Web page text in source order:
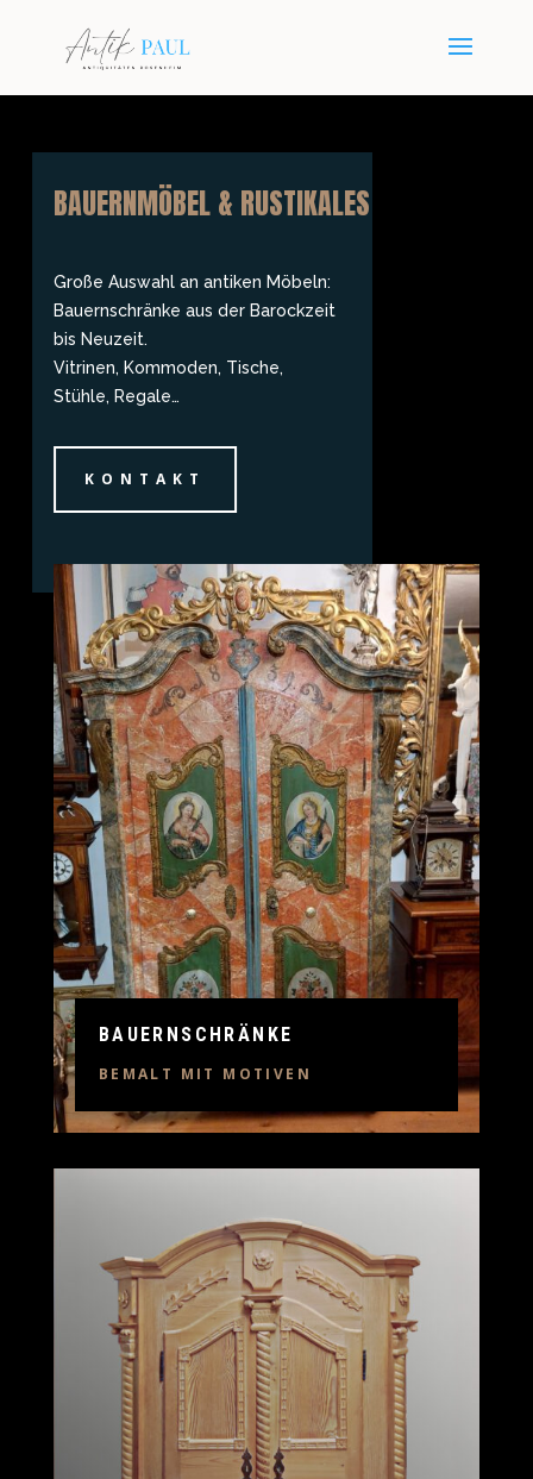
BAUERNMÖBEL & RUSTIKALES
Große Auswahl an antiken Möbeln:
Bauernschränke aus der Barockzeit
bis Neuzeit.
Vitrinen, Kommoden, Tische,
Stühle, Regale…
KONTAKT
BAUERNSCHRÄNKE
BEMALT MIT MOTIVEN